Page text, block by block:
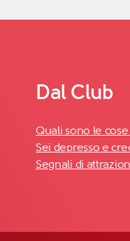
Dal Club
Quali sono le
Sei depresso e
Segnali di